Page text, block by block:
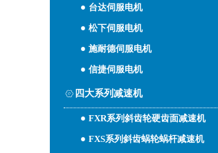
台达伺服电机
松下伺服电机
施耐德伺服电机
信捷伺服电机
四大系列减速机
FXR系列斜齿轮硬齿面减速机
FXS系列斜齿蜗轮蜗杆减速机